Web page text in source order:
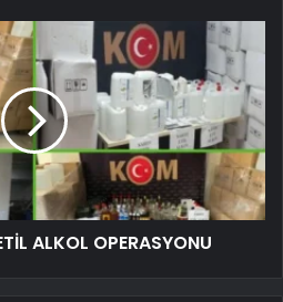
ALKOL OPERASYONU